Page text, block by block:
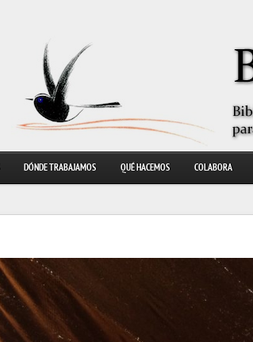
DÓNDE TRABAJAMOS QUÉ HACEMOS COLABORA